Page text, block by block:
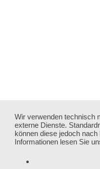
Wir verwenden technisch
externe Dienste.
können diese jedoch
Informationen lesen Sie